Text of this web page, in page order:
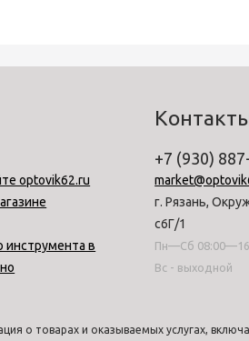
optovik62.ru
инструмента в
+7 (930)
г. Рязань,
с6Г/1
Пн—Сб
Вс - выходной
о товарах и оказываемых услугах,